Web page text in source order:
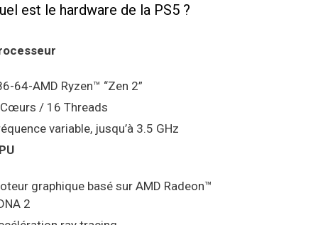
est le hardware de la PS5 ?
64-AMD Ryzen™ “Zen 2”
/ 16 Threads
variable, jusqu’à 3.5 GHz
graphique basé sur AMD Radeon™
2